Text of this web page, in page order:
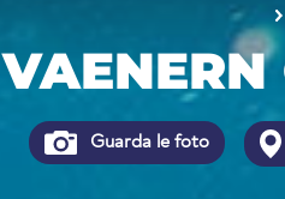
VAENERN
Guarda le foto